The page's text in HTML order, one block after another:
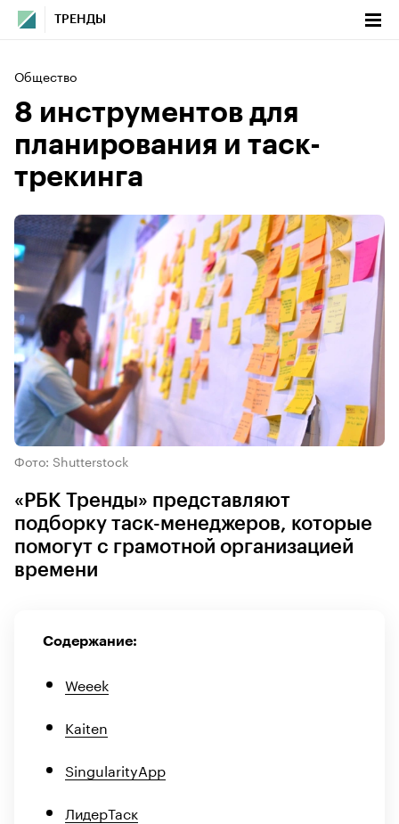
ТРЕНДЫ
Общество
8 инструментов для
планирования и таск-
трекинга
Фото: Shutterstock
«РБК Тренды» представляют
подборку таск-менеджеров, которые
помогут с грамотной организацией
времени
Содержание:
Weeek
Kaiten
SingularityApp
ЛидерТаск